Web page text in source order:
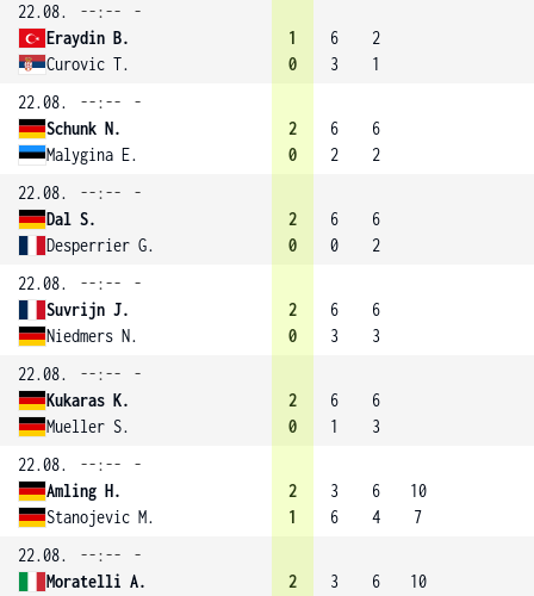
22.08.
--:--
-
Eraydin B.
Curovic T.
1
0
6
3
2
1
22.08.
--:--
-
Schunk N.
Malygina E.
2
0
6
2
6
2
22.08.
--:--
-
Dal S.
Desperrier G.
2
0
6
0
6
2
22.08.
--:--
-
Suvrijn J.
Niedmers N.
2
0
6
3
6
3
22.08.
--:--
-
Kukaras K.
Mueller S.
2
0
6
1
6
3
22.08.
--:--
-
Amling H.
Stanojevic M.
2
1
3
6
6
4
10
7
22.08.
--:--
-
Moratelli A.
2
3
6
10